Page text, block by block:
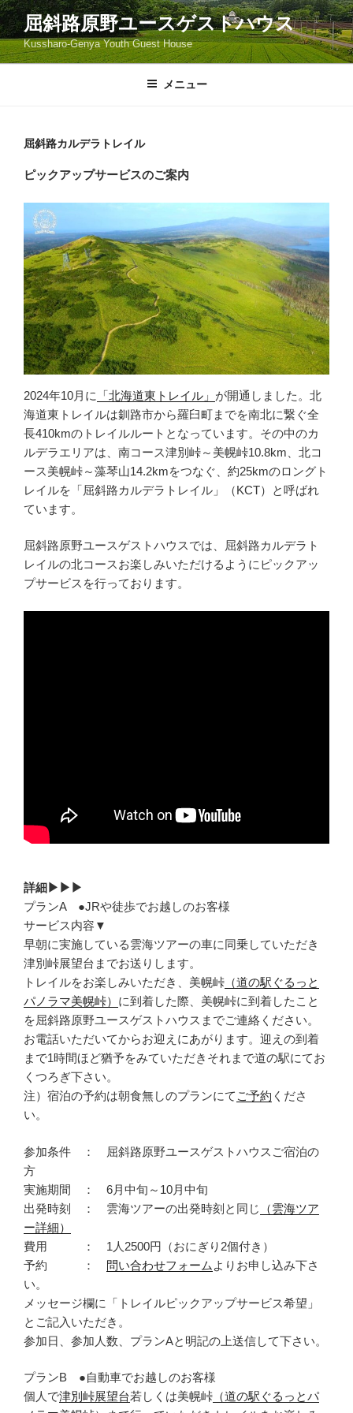
コ
ン
テ
ン
屈斜路原野ユースゲストハウス
Kussharo-Genya Youth Guest House
メニュー
屈斜路カルデラトレイル
ピックアップサービスのご案内
2024年10月に 「北海道東トレイル」 が開通しました。北
海道東トレイルは釧路市から羅臼町までを南北に繋ぐ全
長410kmのトレイルルートとなっています。その中のカ
ルデラエリアは、南コース津別峠～美幌峠10.8km、北コ
ース美幌峠～藻琴山14.2kmをつなぐ、約25kmのロングト
レイルを「屈斜路カルデラトレイル」（KCT）と呼ばれ
ています。
屈斜路原野ユースゲストハウスでは、屈斜路カルデラト
レイルの北コースお楽しみいただけるようにピックアッ
プサービスを行っております。
詳細▶▶▶
プランA ●JRや徒歩でお越しのお客様
サービス内容▼
早朝に実施している雲海ツアーの車に同乗していただき
津別峠展望台までお送りします。
トレイルをお楽しみいただき、美幌峠 （道の駅ぐるっと
パノラマ美幌峠） に到着した際、美幌峠に到着したこと
を屈斜路原野ユースゲストハウスまでご連絡ください。
お電話いただいてからお迎えにあがります。迎えの到着
まで1時間ほど猶予をみていただきそれまで道の駅にてお
くつろぎ下さい。
注）宿泊の予約は朝食無しのプランにて ご予約 くださ
い。
参加条件 ： 屈斜路原野ユースゲストハウスご宿泊の
方
実施期間 ： 6月中旬～10月中旬
出発時刻 ： 雲海ツアーの出発時刻と同じ
（雲海ツア
ー詳細）
費用 ： 1人2500円（おにぎり2個付き）
予約 ： 問い合わせフォーム よりお申し込み下さ
い。
メッセージ欄に「トレイルピックアップサービス希望」
とご記入いただき。
参加日、参加人数、プランAと明記の上送信して下さい。
プランB ●自動車でお越しのお客様
個人で津別峠展望台若しくは美幌峠 （道の駅ぐるっとパ